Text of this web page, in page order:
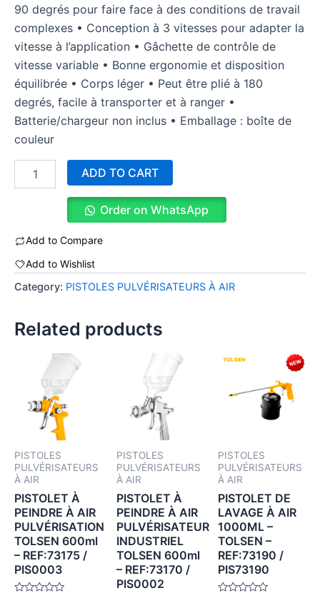
90 degrés pour faire face à des conditions de travail
complexes • Conception à 3 vitesses pour adapter la
vitesse à l’application • Gâchette de contrôle de
vitesse variable • Bonne ergonomie et disposition
équilibrée • Corps léger • Peut être plié à 180
degrés, facile à transporter et à ranger •
Batterie/chargeur non inclus • Emballage : boîte de
couleur
ADD TO CART
Order on WhatsApp
Add to Compare
Add to Wishlist
Category: PISTOLES PULVÉRISATEURS À AIR
Related products
PISTOLES
PULVÉRISATEURS
À AIR
PISTOLET À
PEINDRE À AIR
PULVÉRISATION
TOLSEN 600ml
– REF:73175 /
PIS0003
PISTOLES
PULVÉRISATEURS
À AIR
PISTOLET À
PEINDRE À AIR
PULVÉRISATEUR
INDUSTRIEL
TOLSEN 600ml
– REF:73170 /
PIS0002
PISTOLES
PULVÉRISATEURS
À AIR
PISTOLET DE
LAVAGE À AIR
1000ML –
TOLSEN –
REF:73190 /
PIS73190